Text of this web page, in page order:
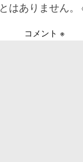
はありません。
コメント ※